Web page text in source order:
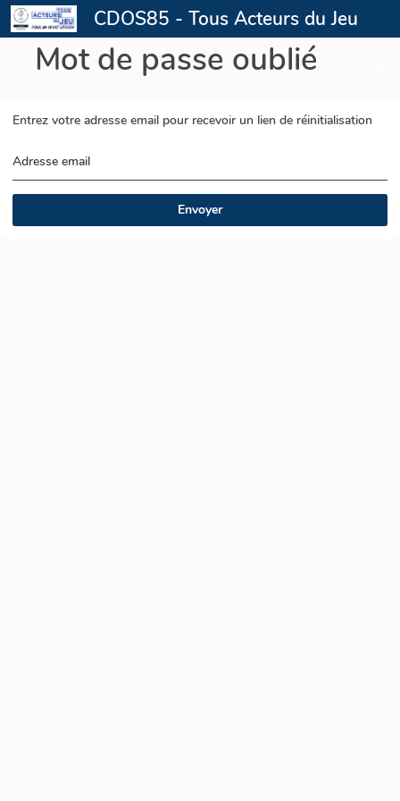
CDOS85 - Tous Acteurs du Jeu
Mot de passe oublié
Entrez votre adresse email pour recevoir un lien de réinitialisation
Adresse email
Envoyer